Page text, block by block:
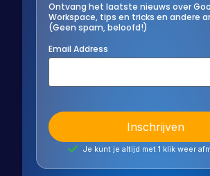
Ontvang het laatste nieuws over
Workspace, tips en tricks en andere
(Geen spam, beloofd!)
Email Address
Je kunt je altijd met 1 klik weer